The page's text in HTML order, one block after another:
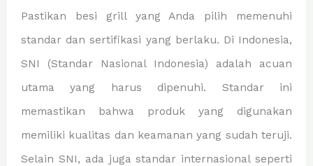
Pastikan besi grill yang Anda pilih memenuhi
standar dan sertifikasi yang berlaku. Di Indonesia,
SNI (Standar Nasional Indonesia) adalah acuan
utama yang harus dipenuhi. Standar ini
memastikan bahwa produk yang digunakan
memiliki kualitas dan keamanan yang sudah teruji.
Selain SNI, ada juga standar internasional seperti